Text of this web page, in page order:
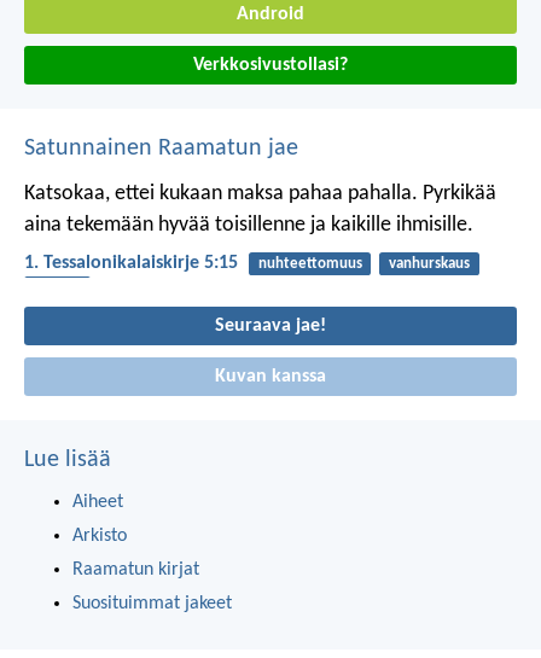
Android
Verkkosivustollasi?
Satunnainen Raamatun jae
Katsokaa, ettei kukaan maksa pahaa pahalla. Pyrkikää
aina tekemään hyvää toisillenne ja kaikille ihmisille.
1. Tessalonikalaiskirje 5:15 nuhteettomuus
vanhurskaus
Seuraava jae!
Kuvan kanssa
Lue lisää
Aiheet
Arkisto
Raamatun kirjat
Suosituimmat jakeet